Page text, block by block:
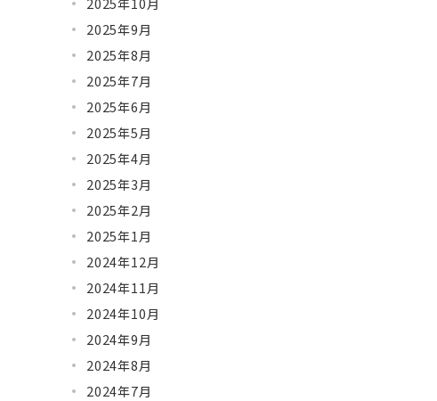
2025年9月
2025年8月
2025年7月
2025年6月
2025年5月
2025年4月
2025年3月
2025年2月
2025年1月
2024年12月
2024年11月
2024年10月
2024年9月
2024年8月
2024年7月